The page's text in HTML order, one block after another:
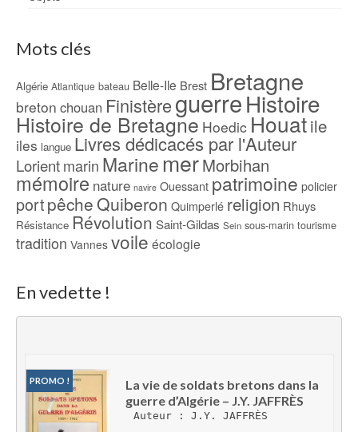
Mots clés
Algérie Atlantique bateau Belle-Ile Brest Bretagne
breton chouan FinistèreguerreHistoire
Histoire de Bretagne Hoedic Houatile
iles langue Livres dédicacés par l'Auteur
Lorientmarin Marine merMorbihan
mémoire nature navire Ouessant patrimoine policier
portpêcheQuiberon Quimperlé religion Rhuys
Résistance Révolution Saint-Gildas Sein sous-marin tourisme
tradition Vannes voile écologie
En vedette !
PROMO !
La vie de soldats bretons dans la
guerre d’Algérie – J.Y. JAFFRÈS
Auteur : J.Y. JAFFRÈS